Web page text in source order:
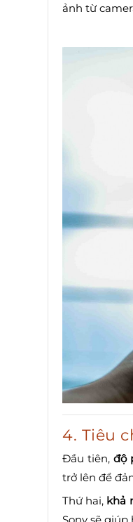
ảnh từ
4. Tiêu
Đầu tiên,độ
trở lên để
Thứ hai, khả
Sony sẽ